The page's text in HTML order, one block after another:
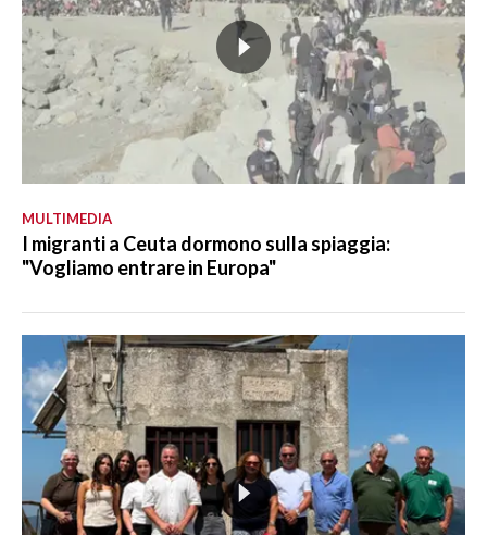
MULTIMEDIA
I migranti a Ceuta dormono sulla spiaggia:
"Vogliamo entrare in Europa"